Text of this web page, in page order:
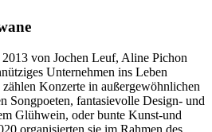
von Jochen Leuf, Aline Pichon
Unternehmen ins Leben
Konzerte in außergewöhnlichen
Songpoeten, fantasievolle Design- und
Glühwein, oder bunte Kunst-und
organisierten sie im Rahmen des